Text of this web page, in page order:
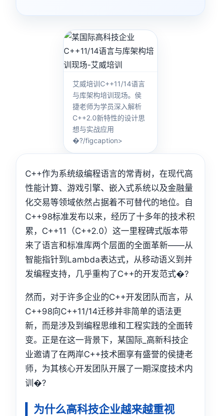
艾威培训C++11/14语言
与库架构培训现场。侯
捷老师为学员深入解析
C++2.0新特性的设计思
想与实战应用
�?/figcaption>
C++作为系统级编程语言的常青树，在现代高
性能计算、游戏引擎、嵌入式系统以及金融量
化交易等领域依然占据着不可替代的地位。自
C++98标准发布以来，经历了十多年的技术积
累，C++11（C++2.0）这一里程碑式版本带
来了语言和标准库两个层面的全面革新——从
智能指针到Lambda表达式，从移动语义到并
发编程支持，几乎重构了C++的开发范式�?
然而，对于许多企业的C++开发团队而言，从
C++98向C++11/14迁移并非简单的语法更
新，而是涉及到编程思维和工程实践的全面转
变。正是在这一背景下，某国际_高新科技企
业邀请了在两岸C++技术圈享有盛誉的侯捷老
师，为其核心开发团队开展了一期深度技术内
训�?
为什么高科技企业越来越重视